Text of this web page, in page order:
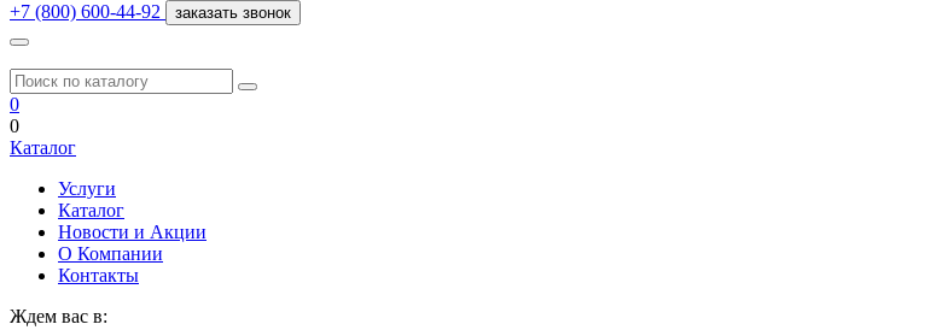
+7 (800) 600-44-92
заказать звонок
0
0
Каталог
Услуги
Каталог
Новости и Акции
О Компании
Контакты
Ждем вас в: